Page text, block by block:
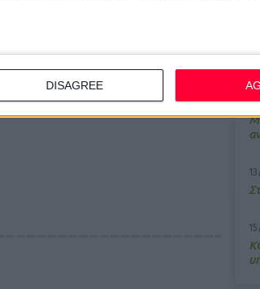
DISAGREE
7/